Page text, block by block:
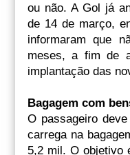
ou não. A Gol já
de 14 de março,
informaram que
meses, a fim de
implantação das
Bagagem com
O passageiro
carrega na
5,2 mil. O objetivo